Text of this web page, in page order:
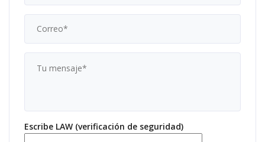
Escribe LAW (verificación de seguridad)